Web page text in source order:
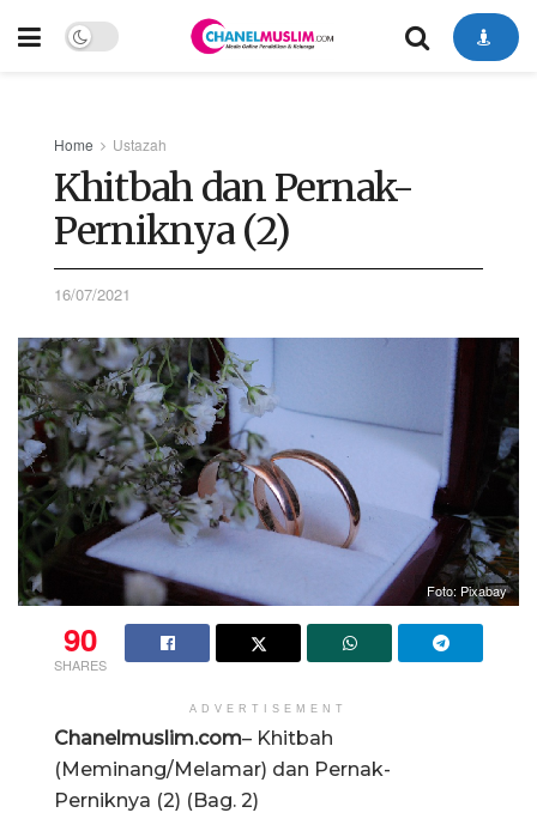
Home Ustazah
Khitbah dan Pernak-
Perniknya (2)
16/07/2021
Foto: Pixabay
90
SHARES
ADVERTISEMENT
Chanelmuslim.com– Khitbah
(Meminang/Melamar) dan Pernak-
Perniknya (2) (Bag. 2)